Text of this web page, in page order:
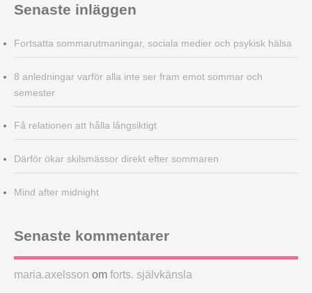
Senaste inläggen
Fortsatta sommarutmaningar, sociala medier och psykisk hälsa
8 anledningar varför alla inte ser fram emot sommar och
semester
Få relationen att hålla långsiktigt
Därför ökar skilsmässor direkt efter sommaren
Mind after midnight
Senaste kommentarer
maria.axelsson om forts. självkänsla